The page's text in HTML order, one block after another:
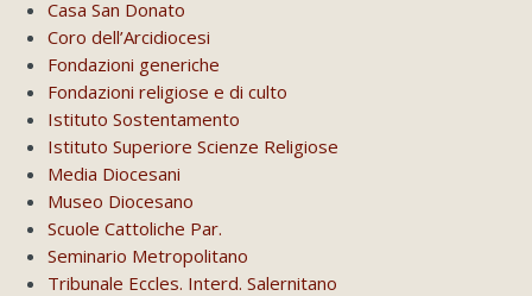
Casa San Donato
Coro dell’Arcidiocesi
Fondazioni generiche
Fondazioni religiose e di culto
Istituto Sostentamento
Istituto Superiore Scienze Religiose
Media Diocesani
Museo Diocesano
Scuole Cattoliche Par.
Seminario Metropolitano
Tribunale Eccles. Interd. Salernitano